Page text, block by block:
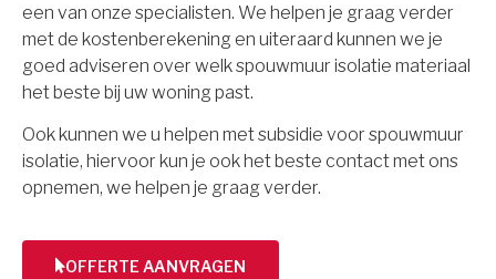
een van onze specialisten. We helpen je graag verder
met de kostenberekening en uiteraard kunnen we je
goed adviseren over welk spouwmuur isolatie materiaal
het beste bij uw woning past.
Ook kunnen we u helpen met subsidie voor spouwmuur
isolatie, hiervoor kun je ook het beste contact met ons
opnemen, we helpen je graag verder.
OFFERTE AANVRAGEN